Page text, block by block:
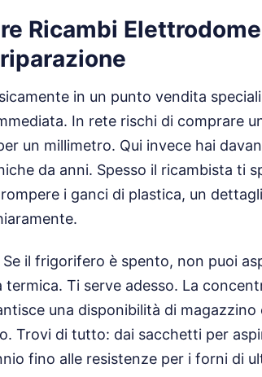
Ricambi
in un punto vendita
In rete rischi di comprare
un millimetro. Qui invece hai
da anni. Spesso il ricambista ti
i ganci di plastica, un
il frigorifero è spento, non puoi
termica. Ti serve adesso. La
una disponibilità di
Trovi di tutto: dai sacchetti per
fino alle resistenze per i forni di